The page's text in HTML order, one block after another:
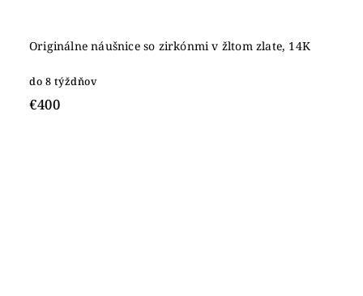
Originálne náušnice so zirkónmi v žltom zlate, 14K
do 8 týždňov
€400